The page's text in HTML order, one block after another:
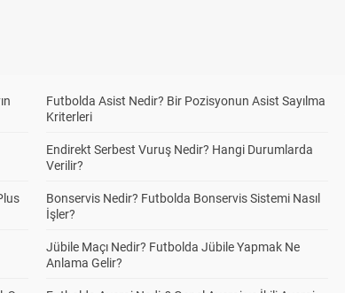
Futbolda Asist Nedir? Bir Pozisyonun Asist Sayılma
Kriterleri
Endirekt Serbest Vuruş Nedir? Hangi Durumlarda
Verilir?
Bonservis Nedir? Futbolda Bonservis Sistemi Nasıl
İşler?
Jübile Maçı Nedir? Futbolda Jübile Yapmak Ne
Anlama Gelir?